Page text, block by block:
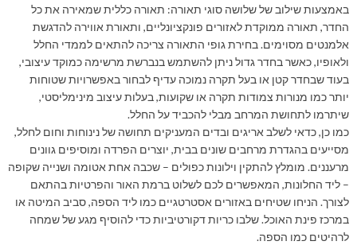
באמצעות שילוב של שלושה סוגי תאורה: תאורה כללית שמאירה את כל
החדר, תאורה ממוקדת לאזורים פונקציונליים, ותאורת אווירה להדגשת
אלמנטים מסוימים. בחירת גופי התאורה צריכה להתאים לממדי החלל
ולאופיו, כאשר בחדר גדול ניתן להשתמש בנברשת מרשימה כמוקד עיצובי,
בעוד שבחדר קטן או בעל תקרה נמוכה עדיף לבחור באפשרויות שטוחות
יותר כמו מנורות צמודות תקרה או שקועות, בעלות עיצוב מינימליסטי,
שיתרמו לתחושת המרחב מבלי להכביד על החלל.
כמו כן, כדאי לשלב אריגים ובדים המעניקים תחושה של נינוחות וחום לחלל,
מסייעים בהגדרת מרחבים שונים בבית, יוצרים הפרדה ומוסיפים גוונים
מרעננים. מומלץ להתקין וילונות כפולים – שכבה אחת אטומה ושנייה שקופה
– ליד החלונות, המאפשרים לכם לשלוט ברמת האור והפרטיות בהתאם
לצורך. הניחו שטיחים באזורים אסטרטגיים כמו ליד הספה, סביב המיטה או
במרכז פינת האוכל. שלבו כריות דקורטיביות כדי להוסיף מגע של שמחה
לרהיטים כמו הספה.